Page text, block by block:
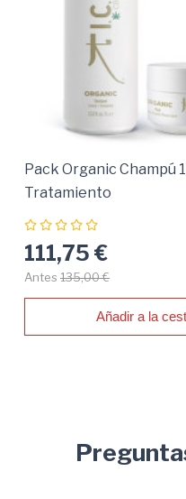
Pack Organic Champú
Tratamiento
111,75 €
Antes 135,00 €
Añadir a la